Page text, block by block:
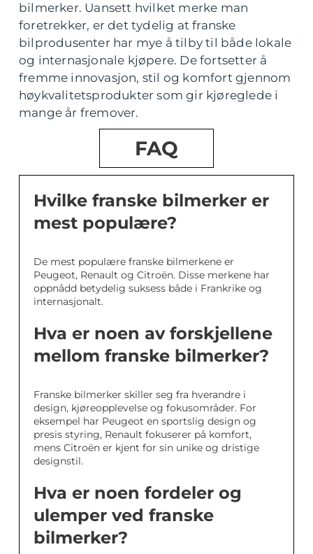
bilmerker. Uansett hvilket merke man
foretrekker, er det tydelig at franske
bilprodusenter har mye å tilby til både lokale
og internasjonale kjøpere. De fortsetter å
fremme innovasjon, stil og komfort gjennom
høykvalitetsprodukter som gir kjøreglede i
mange år fremover.
FAQ
Hvilke franske bilmerker er
mest populære?
De mest populære franske bilmerkene er
Peugeot, Renault og Citroën. Disse merkene har
oppnådd betydelig suksess både i Frankrike og
internasjonalt.
Hva er noen av forskjellene
mellom franske bilmerker?
Franske bilmerker skiller seg fra hverandre i
design, kjøreopplevelse og fokusområder. For
eksempel har Peugeot en sportslig design og
presis styring, Renault fokuserer på komfort,
mens Citroën er kjent for sin unike og dristige
designstil.
Hva er noen fordeler og
ulemper ved franske
bilmerker?